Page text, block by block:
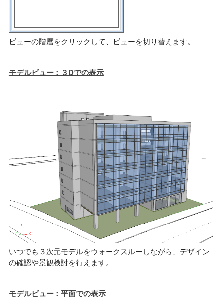
ビューの階層をクリックして、ビューを切り替えます。
モデルビュー：３Dでの表示
いつでも３次元モデルをウォークスルーしながら、デザイン
の確認や景観検討を行えます。
モデルビュー：平面での表示